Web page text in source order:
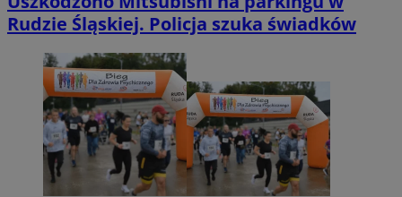
Rudzie Śląskiej. Policja szuka świadków